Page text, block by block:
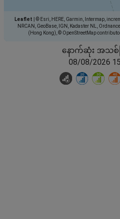
Leaflet
© Esri, HERE, Garmin, Intermap,
NRCAN, GeoBase, IGN, Kadaster NL,
(Hong Kong), © OpenStreetMap
နောက်ဆုံး အသစ်
08/08/2026